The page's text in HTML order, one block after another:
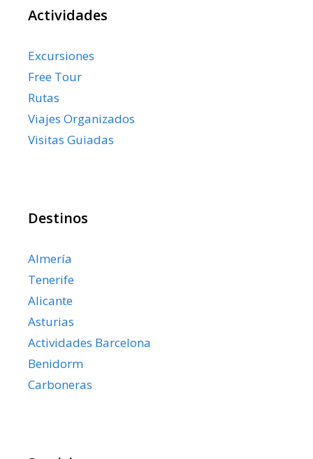
Actividades
Excursiones
Free Tour
Rutas
Viajes Organizados
Visitas Guiadas
Destinos
Almería
Tenerife
Alicante
Asturias
Actividades Barcelona
Benidorm
Carboneras